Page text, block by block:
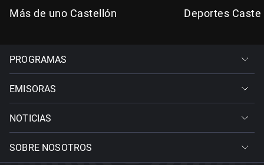
Más de uno Castellón Deportes
PROGRAMAS
EMISORAS
NOTICIAS
SOBRE NOSOTROS